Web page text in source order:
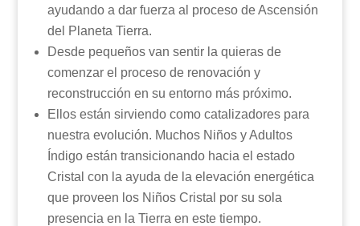
ayudando a dar fuerza al proceso de Ascensión
del Planeta Tierra.
Desde pequeños van sentir la quieras de
comenzar el proceso de renovación y
reconstrucción en su entorno más próximo.
Ellos están sirviendo como catalizadores para
nuestra evolución. Muchos Niños y Adultos
Índigo están transicionando hacia el estado
Cristal con la ayuda de la elevación energética
que proveen los Niños Cristal por su sola
presencia en la Tierra en este tiempo.